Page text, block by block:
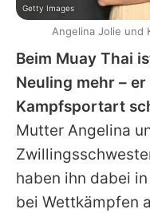
Beim Muay Thai
Neuling mehr –
Kampfsportart
Mutter Angelina
haben ihn dabei
bei Wettkämpfen
Getty Images
Angelina Jolie und